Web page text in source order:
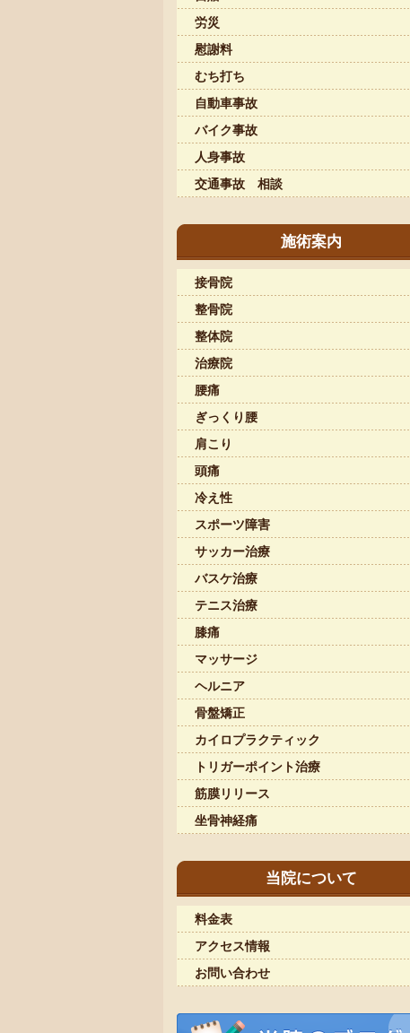
労災
慰謝料
むち打ち
自動車事故
バイク事故
人身事故
交通事故 相談
施術案内
接骨院
整骨院
整体院
治療院
腰痛
ぎっくり腰
肩こり
頭痛
冷え性
スポーツ障害
サッカー治療
バスケ治療
テニス治療
膝痛
マッサージ
ヘルニア
骨盤矯正
カイロプラクティック
トリガーポイント治療
筋膜リリース
坐骨神経痛
当院について
料金表
アクセス情報
お問い合わせ